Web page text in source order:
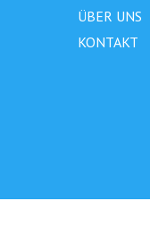
ÜBER UNS
KONTAKT